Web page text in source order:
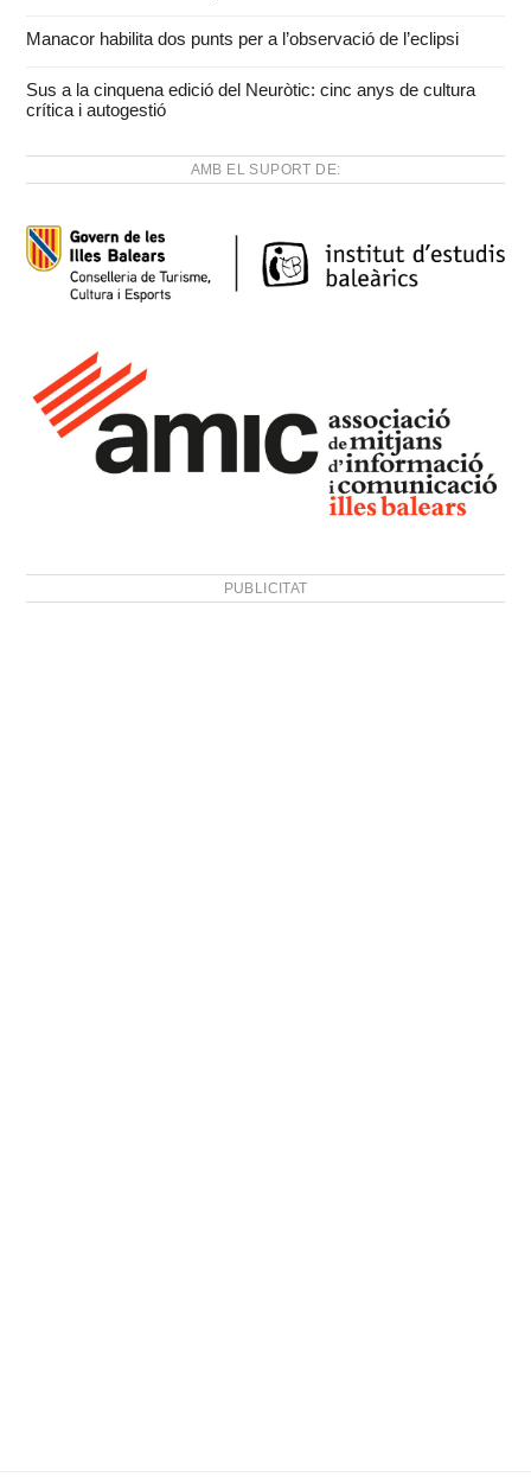
Manacor habilita dos punts per a l’observació de l’eclipsi
Sus a la cinquena edició del Neuròtic: cinc anys de cultura
crítica i autogestió
AMB EL SUPORT DE:
PUBLICITAT